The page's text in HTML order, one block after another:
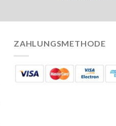
ZAHLUNGSMETHODE